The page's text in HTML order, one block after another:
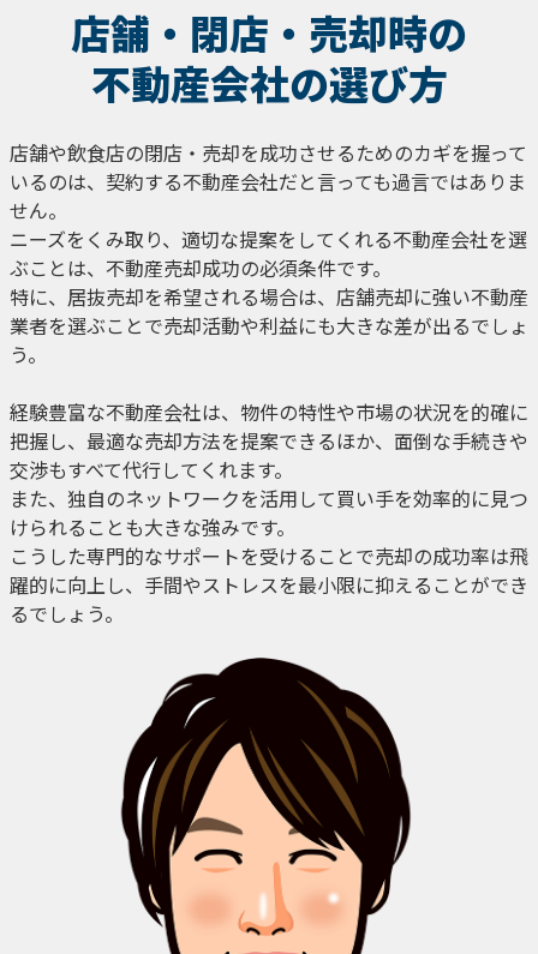
店舗・閉店・売却時の
不動産会社の選び方
店舗や飲食店の閉店・売却を成功させるためのカギを握って
いるのは、契約する不動産会社だと言っても過言ではありま
せん。
ニーズをくみ取り、適切な提案をしてくれる不動産会社を選
ぶことは、不動産売却成功の必須条件です。
特に、居抜売却を希望される場合は、店舗売却に強い不動産
業者を選ぶことで売却活動や利益にも大きな差が出るでしょ
う。
経験豊富な不動産会社は、物件の特性や市場の状況を的確に
把握し、最適な売却方法を提案できるほか、面倒な手続きや
交渉もすべて代行してくれます。
また、独自のネットワークを活用して買い手を効率的に見つ
けられることも大きな強みです。
こうした専門的なサポートを受けることで売却の成功率は飛
躍的に向上し、手間やストレスを最小限に抑えることができ
るでしょう。